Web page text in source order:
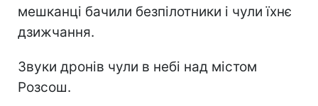
мешканці бачили безпілотники і чули їхнє
дзижчання.
Звуки дронів чули в небі над містом
Розсош.